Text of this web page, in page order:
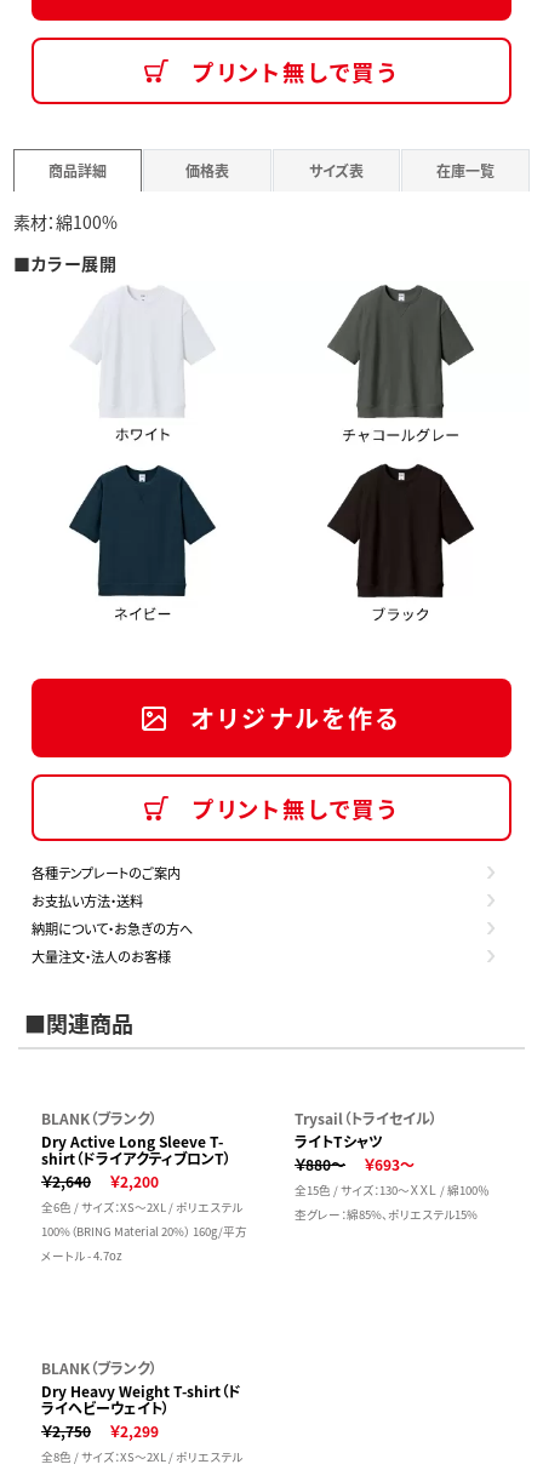
プリント無しで買う
商品詳細 価格表 サイズ表 在庫一覧
素材：綿100%
■カラー展開
オリジナルを作る
プリント無しで買う
各種テンプレートのご案内
お支払い方法・送料
納期について・お急ぎの方へ
大量注文・法人のお客様
■関連商品
BLANK（ブランク）
Dry Active Long Sleeve T-
shirt（ドライアクティブロンT）
￥2,640
￥2,200
全6色 / サイズ：XS～2XL / ポリエステル
100%（BRING Material 20%） 160g/平方
メートル - 4.7oz
Trysail（トライセイル）
ライトTシャツ
￥880～
￥693～
全15色 / サイズ：130～ＸＸＬ / 綿100％
杢グレー：綿85%、ポリエステル15%
BLANK（ブランク）
Dry Heavy Weight T-shirt（ド
ライヘビーウェイト）
￥2,750
￥2,299
全8色 / サイズ：XS～2XL / ポリエステル